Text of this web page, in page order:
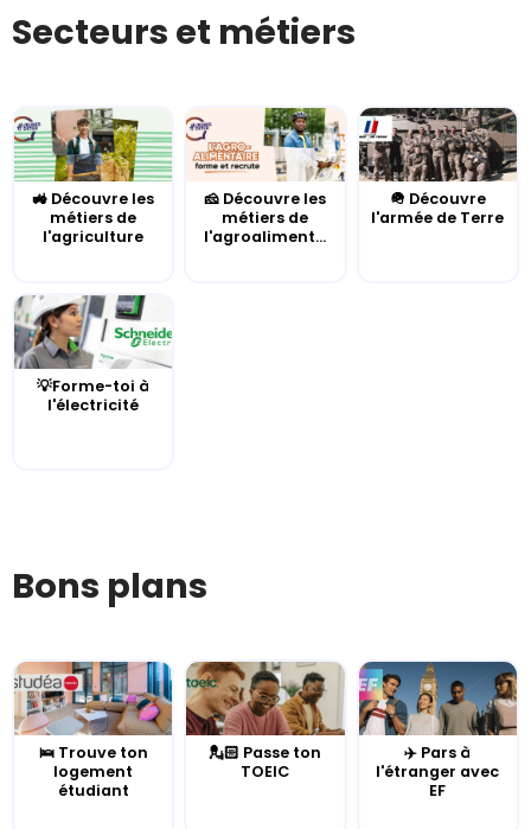
Secteurs et métiers
🚜 Découvre les
métiers de
l'agriculture
🧀 Découvre les
métiers de
l'agroaliment...
🪖 Découvre
l'armée de Terre
💡Forme-toi à
l'électricité
Bons plans
🛌 Trouve ton
logement
étudiant
💂🏻 Passe ton
TOEIC
✈️ Pars à
l'étranger avec
EF